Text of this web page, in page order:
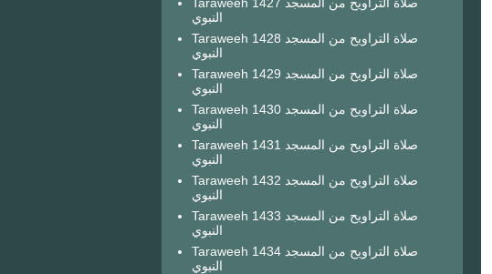
النبوي
Taraweeh 1428 صلاة التراويح من المسجد
النبوي
Taraweeh 1429 صلاة التراويح من المسجد
النبوي
Taraweeh 1430 صلاة التراويح من المسجد
النبوي
Taraweeh 1431 صلاة التراويح من المسجد
النبوي
Taraweeh 1432 صلاة التراويح من المسجد
النبوي
Taraweeh 1433 صلاة التراويح من المسجد
النبوي
Taraweeh 1434 صلاة التراويح من المسجد
النبوي